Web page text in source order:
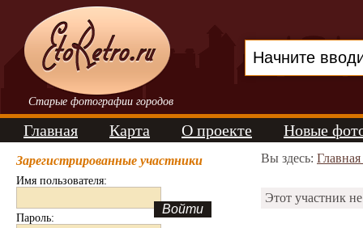
Старые фотографии городов
Главная Карта О проекте Новые
Зарегистрированные участники
Имя пользователя:
Пароль:
Вы здесь:
Этот участник